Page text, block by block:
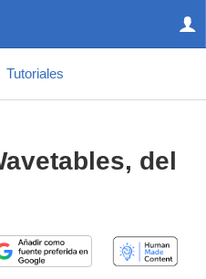
Tutoriales
del